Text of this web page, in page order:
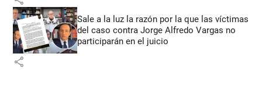
Sale a la luz la razón por la que las víctimas
del caso contra Jorge Alfredo Vargas no
participarán en el juicio
share